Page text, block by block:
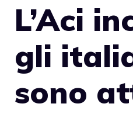
L’Aci
gli
sono